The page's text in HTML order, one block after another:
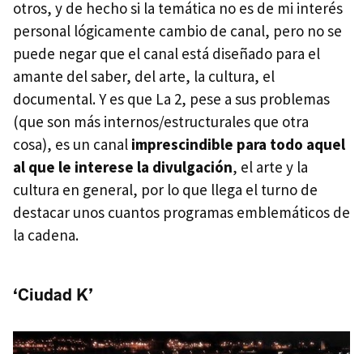
otros, y de hecho si la temática no es de mi interés
personal lógicamente cambio de canal, pero no se
puede negar que el canal está diseñado para el
amante del saber, del arte, la cultura, el
documental. Y es que La 2, pese a sus problemas
(que son más internos/estructurales que otra
cosa), es un canal imprescindible para todo aquel
al que le interese la divulgación, el arte y la
cultura en general, por lo que llega el turno de
destacar unos cuantos programas emblemáticos de
la cadena.
‘Ciudad K’